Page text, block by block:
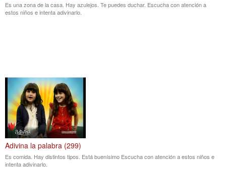
Es una zona de la casa. Hay azulejos. Te puedes duchar. Escucha con atención a
estos niños e intenta adivinarlo.
Adivina la palabra (299)
Es comida. Hay distintos tipos. Está buenísimo Escucha con atención a estos niños e
intenta adivinarlo.